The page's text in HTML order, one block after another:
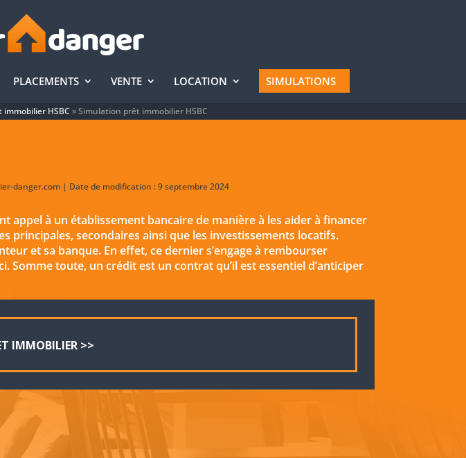
PLACEMENTS VENTE LOCATION SIMULATIONS
immobilier HSBC »Simulation prêt immobilier HSBC
danger.com | Date de modification : 9 septembre 2024
à un établissement bancaire de manière à les aider à financer
principales, secondaires ainsi que les investissements locatifs.
et sa banque. En effet, ce dernier s’engage à rembourser
Somme toute, un crédit est un contrat qu’il est essentiel d’anticiper
IMMOBILIER >>